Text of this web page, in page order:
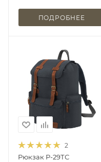
ПОДРОБНЕЕ
2
Рюкзак Р-29ТС